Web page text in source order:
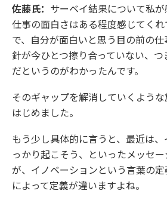
佐藤氏： サーベイ結果について私
仕事の面白さはある程度感じてく
で、自分が面白いと思う目の前の
針が今ひとつ擦り合っていない、
だというのがわかったんです。
そのギャップを解消していくよう
はじめました。
もう少し具体的に言うと、最近は
っかり起こそう、といったメッセ
が、イノベーションという言葉の定
によって定義が違いますよね。